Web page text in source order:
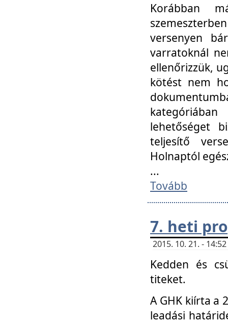
Korábban
versenyen
varratoknál
ellenőrizzük,
kötést nem
lehetőséget
teljesítő
Holnaptól
...
Tovább
7. heti
2015. 10. 21. -
Kedden és
titeket.
A GHK kiírta a
leadási